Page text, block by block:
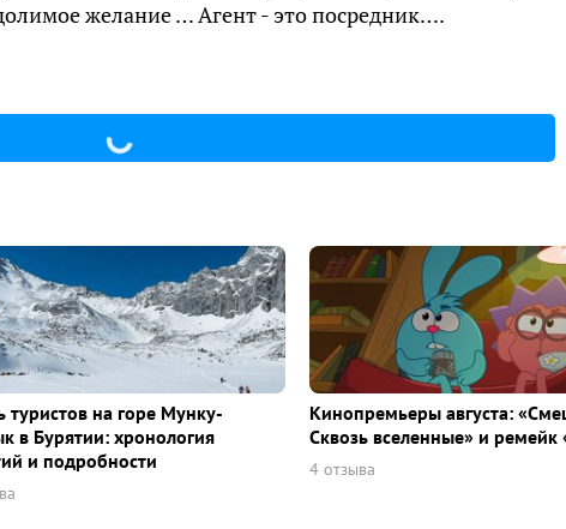
желание … Агент - это посредник….
туристов на горе Мунку-
в Бурятии: хронология
и подробности
Кинопремьеры августа:
Сквозь вселенные» и ремейк
4 отзыва